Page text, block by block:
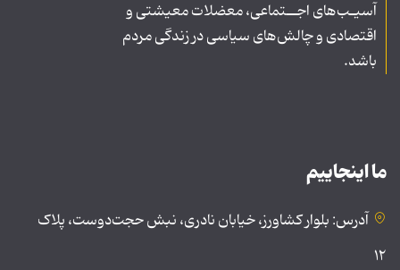
آسیـب‌های اجــتماعی، معضلات معیشتی و
اقتصادی و چالش‌های سیاسی در زندگی مردم
باشد.
ما اینجاییم
آدرس: بلوار کشاورز، خیابان نادری، نبش حجت‌دوست، پلاک
۱۲